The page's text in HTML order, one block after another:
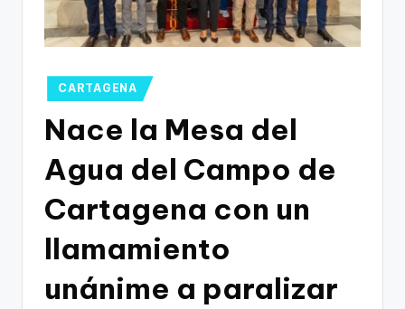
Publicado
en
CARTAGENA
Nace la Mesa del
Agua del Campo de
Cartagena con un
llamamiento
unánime a paralizar